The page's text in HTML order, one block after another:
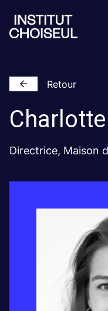
Retour
Charlotte
Directrice, Maison